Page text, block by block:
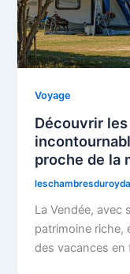
Voyage
Découvrir
proche de la
La Vendée, avec
patrimoine riche,
des vacances en